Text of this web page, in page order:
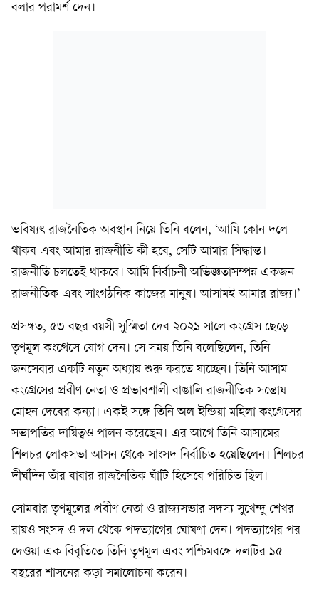
বলার পরামর্শ দেন।
ভবিষ্যৎ রাজনৈতিক অবস্থান নিয়ে তিনি বলেন, ‘আমি কোন দলে
থাকব এবং আমার রাজনীতি কী হবে, সেটি আমার সিদ্ধান্ত।
রাজনীতি চলতেই থাকবে। আমি নির্বাচনী অভিজ্ঞতাসম্পন্ন একজন
রাজনীতিক এবং সাংগঠনিক কাজের মানুষ। আসামই আমার রাজ্য।’
প্রসঙ্গত, ৫৩ বছর বয়সী সুস্মিতা দেব ২০২১ সালে কংগ্রেস ছেড়ে
তৃণমূল কংগ্রেসে যোগ দেন। সে সময় তিনি বলেছিলেন, তিনি
জনসেবার একটি নতুন অধ্যায় শুরু করতে যাচ্ছেন। তিনি আসাম
কংগ্রেসের প্রবীণ নেতা ও প্রভাবশালী বাঙালি রাজনীতিক সন্তোষ
মোহন দেবের কন্যা। একই সঙ্গে তিনি অল ইন্ডিয়া মহিলা কংগ্রেসের
সভাপতির দায়িত্বও পালন করেছেন। এর আগে তিনি আসামের
শিলচর লোকসভা আসন থেকে সাংসদ নির্বাচিত হয়েছিলেন। শিলচর
দীর্ঘদিন তাঁর বাবার রাজনৈতিক ঘাঁটি হিসেবে পরিচিত ছিল।
সোমবার তৃণমূলের প্রবীণ নেতা ও রাজ্যসভার সদস্য সুখেন্দু শেখর
রায়ও সংসদ ও দল থেকে পদত্যাগের ঘোষণা দেন। পদত্যাগের পর
দেওয়া এক বিবৃতিতে তিনি তৃণমূল এবং পশ্চিমবঙ্গে দলটির ১৫
বছরের শাসনের কড়া সমালোচনা করেন।